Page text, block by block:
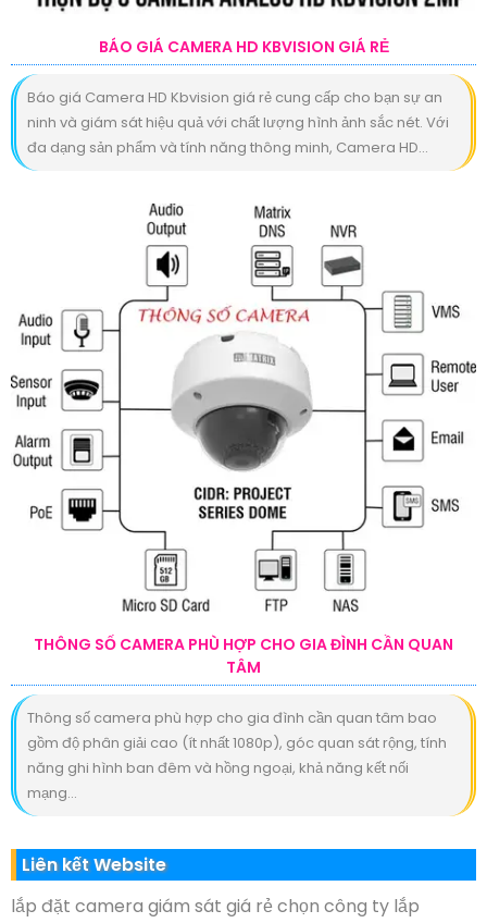
BÁO GIÁ CAMERA HD KBVISION GIÁ RẺ
Báo giá Camera HD Kbvision giá rẻ cung cấp cho bạn sự an
ninh và giám sát hiệu quả với chất lượng hình ảnh sắc nét. Với
đa dạng sản phẩm và tính năng thông minh, Camera HD...
THÔNG SỐ CAMERA PHÙ HỢP CHO GIA ĐÌNH CẦN QUAN
TÂM
Thông số camera phù hợp cho gia đình cần quan tâm bao
gồm độ phân giải cao (ít nhất 1080p), góc quan sát rộng, tính
năng ghi hình ban đêm và hồng ngoại, khả năng kết nối
mạng...
Liên kết Website
lắp đặt camera giám sát giá rẻ chọn công ty lắp